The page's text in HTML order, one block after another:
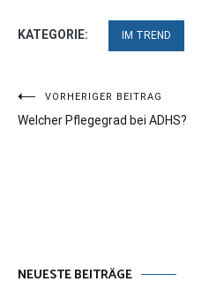
KATEGORIE: IM TREND
Beitragsnavigation
VORHERIGER BEITRAG
Welcher Pflegegrad bei ADHS?
NEUESTE BEITRÄGE